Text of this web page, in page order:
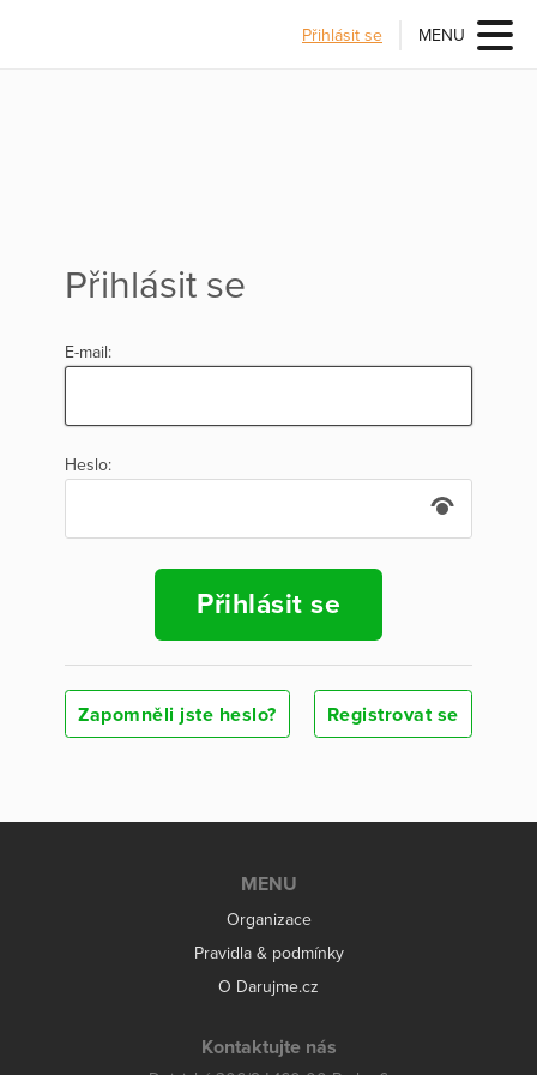
Přihlásit se MENU
Přihlásit se
E-mail:
Heslo:
Přihlásit se
Zapomněli jste heslo? Registrovat se
MENU
Organizace
Pravidla & podmínky
O Darujme.cz
Kontaktujte nás